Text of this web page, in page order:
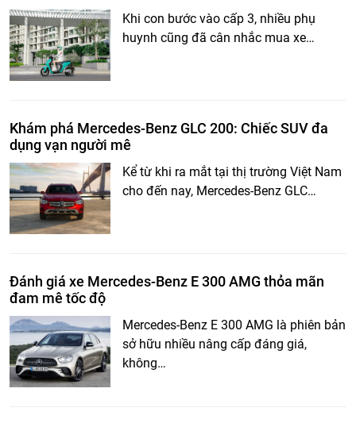
Khi con bước vào cấp 3, nhiều phụ
huynh cũng đã cân nhắc mua xe…
Khám phá Mercedes-Benz GLC 200: Chiếc SUV đa
dụng vạn người mê
Kể từ khi ra mắt tại thị trường Việt Nam
cho đến nay, Mercedes-Benz GLC…
Đánh giá xe Mercedes-Benz E 300 AMG thỏa mãn
đam mê tốc độ
Mercedes-Benz E 300 AMG là phiên bản
sở hữu nhiều nâng cấp đáng giá,
không…